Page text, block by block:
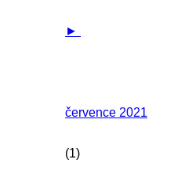
►
července 2021
(1)